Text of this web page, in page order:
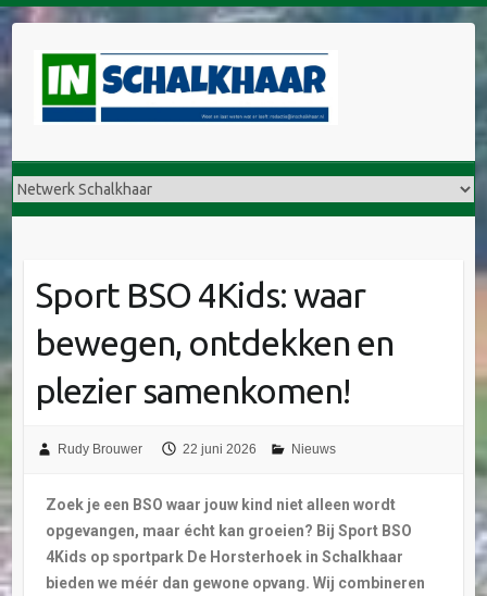
Sport BSO 4Kids: waar
bewegen, ontdekken en
plezier samenkomen!
Rudy Brouwer 22 juni 2026 Nieuws
Zoek je een BSO waar jouw kind niet alleen wordt
opgevangen, maar écht kan groeien? Bij Sport BSO
4Kids op sportpark De Horsterhoek in Schalkhaar
bieden we méér dan gewone opvang. Wij combineren